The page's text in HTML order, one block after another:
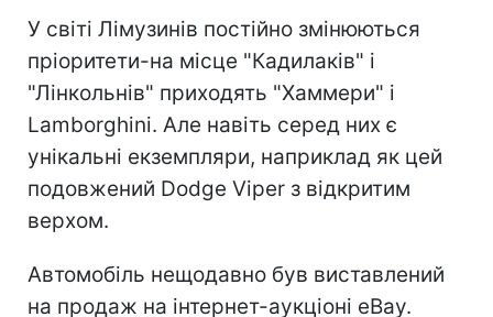
У світі Лімузинів постійно змінюються
пріоритети-на місце "Кадилаків" і
"Лінкольнів" приходять "Хаммери" і
Lamborghini. Але навіть серед них є
унікальні екземпляри, наприклад як цей
подовжений Dodge Viper з відкритим
верхом.
Автомобіль нещодавно був виставлений
на продаж на інтернет-аукціоні eBay.